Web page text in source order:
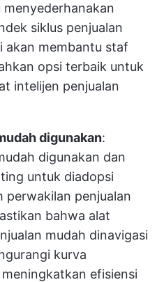
siklus penjualan
akan membantu staf
opsi terbaik untuk
intelijen penjualan
digunakan:
digunakan dan
untuk diadopsi
perwakilan penjualan
bahwa alat
mudah dinavigasi
kurva
efisiensi